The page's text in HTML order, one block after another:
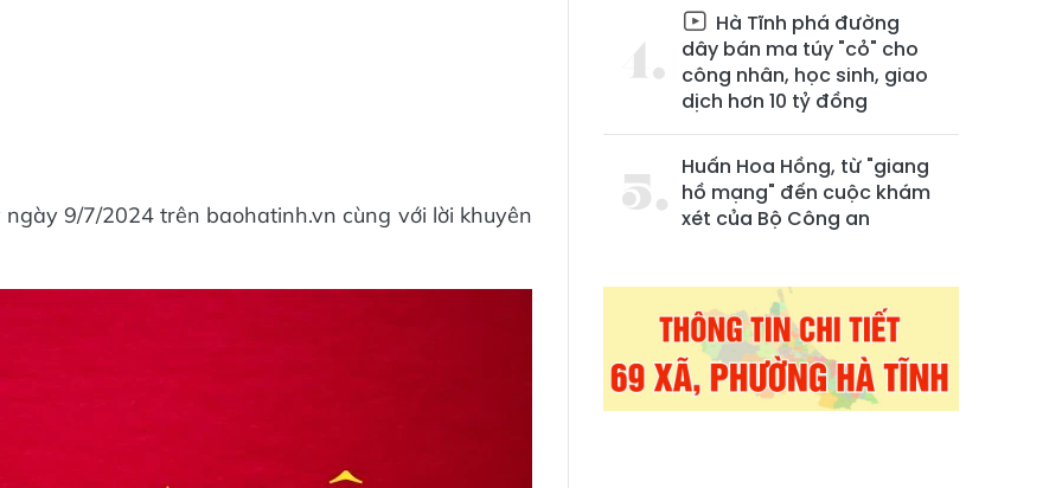
9/7/2024 trên baohatinh.vn cùng với lời khuyên
Hà Tĩnh phá đường
dây bán ma túy "cỏ" cho
công nhân, học sinh, giao
dịch hơn 10 tỷ đồng
Huấn Hoa Hồng, từ "giang
hồ mạng" đến cuộc khám
xét của Bộ Công an